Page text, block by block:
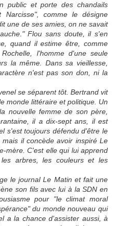
public et porte des chandails
Narcisse", comme le désigne
une de ses amies, on ne savait
Flou sans doute, il s'en
quand il estime être, comme
l'homme d'une seule
la même. Dans sa vieillesse,
n'est pas son don, ni la
se séparent tôt. Bertrand vit
monde littéraire et politique. Un
nouvelle femme de son père,
il a dix-sept ans, il est
s'est toujours défendu d'être le
il concède avoir inspiré Le
mère. C'est elle qui lui apprend
arbres, les couleurs et les
le journal Le Matin et fait une
son fils avec lui à la SDN en
pour "le climat moral
du monde nouveau qui
a la chance d'assister aussi, à